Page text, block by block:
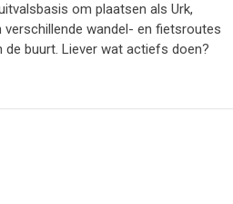
om plaatsen als Urk,
wandel- en fietsroutes
de buurt. Liever wat actiefs doen?